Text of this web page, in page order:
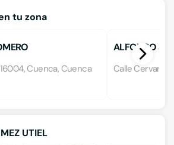
tu zona
Cuenca, Cuenca
ALFONSO
Calle
UTIEL